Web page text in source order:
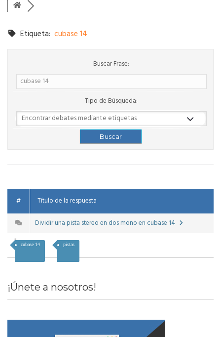
Etiqueta: cubase 14
Buscar Frase:
Tipo de Búsqueda:
# Título de la respuesta
Dividir una pista stereo en dos mono en cubase 14
cubase 14 pistas
¡Únete a nosotros!